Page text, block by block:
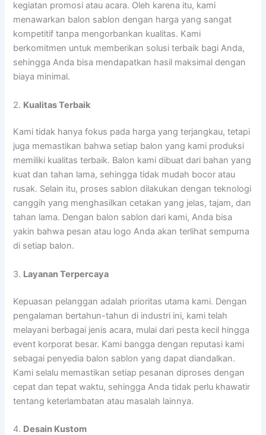
kegiatan promosi atau acara. Oleh karena itu, kami
menawarkan balon sablon dengan harga yang sangat
kompetitif tanpa mengorbankan kualitas. Kami
berkomitmen untuk memberikan solusi terbaik bagi Anda,
sehingga Anda bisa mendapatkan hasil maksimal dengan
biaya minimal.
2. Kualitas Terbaik
Kami tidak hanya fokus pada harga yang terjangkau, tetapi
juga memastikan bahwa setiap balon yang kami produksi
memiliki kualitas terbaik. Balon kami dibuat dari bahan yang
kuat dan tahan lama, sehingga tidak mudah bocor atau
rusak. Selain itu, proses sablon dilakukan dengan teknologi
canggih yang menghasilkan cetakan yang jelas, tajam, dan
tahan lama. Dengan balon sablon dari kami, Anda bisa
yakin bahwa pesan atau logo Anda akan terlihat sempurna
di setiap balon.
3. Layanan Terpercaya
Kepuasan pelanggan adalah prioritas utama kami. Dengan
pengalaman bertahun-tahun di industri ini, kami telah
melayani berbagai jenis acara, mulai dari pesta kecil hingga
event korporat besar. Kami bangga dengan reputasi kami
sebagai penyedia balon sablon yang dapat diandalkan.
Kami selalu memastikan setiap pesanan diproses dengan
cepat dan tepat waktu, sehingga Anda tidak perlu khawatir
tentang keterlambatan atau masalah lainnya.
4. Desain Kustom